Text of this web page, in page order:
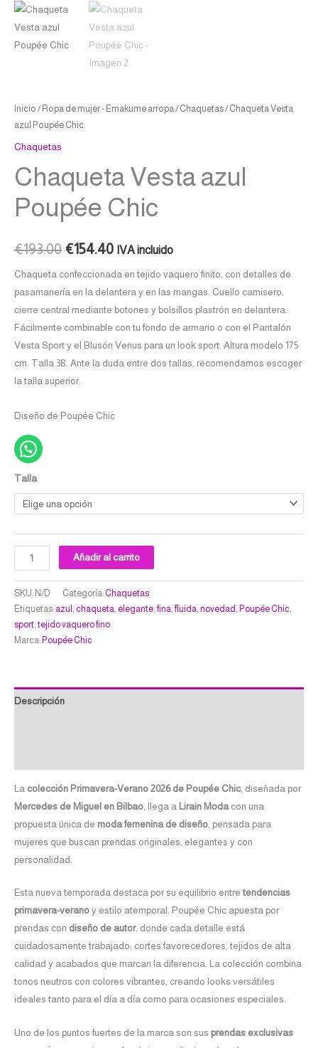
Inicio / Ropa de mujer - Emakume arropa / Chaquetas/ Chaqueta Vesta
azul Poupée Chic
Chaquetas
Chaqueta Vesta azul
Poupée Chic
€193.00 €154.40 IVA incluido
Chaqueta confeccionada en tejido vaquero finito, con detalles de
pasamanería en la delantera y en las mangas. Cuello camisero,
cierre central mediante botones y bolsillos plastrón en delantera.
Fácilmente combinable con tu fondo de armario o con el Pantalón
Vesta Sport y el Blusón Venus para un look sport. Altura modelo 175
cm. Talla 38. Ante la duda entre dos tallas, recomendamos escoger
la talla superior.
Diseño de Poupée Chic
Talla
Añadir al carrito
SKU: N/D Categoría: Chaquetas
Etiquetas: azul , chaqueta, elegante, fina, fluida, novedad , Poupée Chic,
sport, tejido vaquero fino
Marca: Poupée Chic
Descripción
La colección Primavera-Verano 2026 de Poupée Chic, diseñada por
Mercedes de Miguel en Bilbao , llega a Lirain Modacon una
propuesta única de moda femenina de diseño , pensada para
mujeres que buscan prendas originales, elegantes y con
personalidad.
Esta nueva temporada destaca por su equilibrio entre tendencias
primavera-verano y estilo atemporal. Poupée Chic apuesta por
prendas con diseño de autor, donde cada detalle está
cuidadosamente trabajado: cortes favorecedores, tejidos de alta
calidad y acabados que marcan la diferencia. La colección combina
tonos neutros con colores vibrantes, creando looks versátiles
ideales tanto para el día a día como para ocasiones especiales.
Uno de los puntos fuertes de la marca son sus prendas exclusivas